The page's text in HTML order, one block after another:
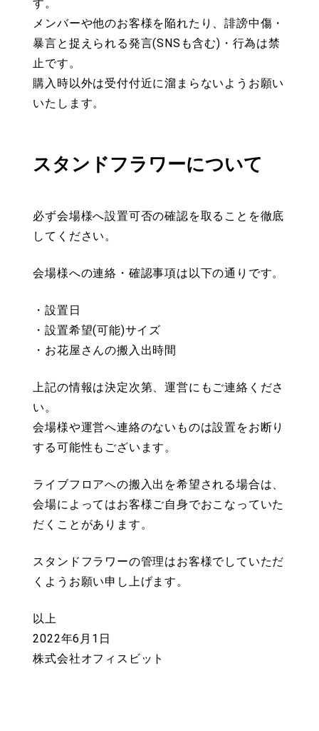
す。
メンバーや他のお客様を陥れたり、誹謗中傷・
暴言と捉えられる発言(SNSも含む)・行為は禁
止です。
購入時以外は受付付近に溜まらないようお願い
いたします。
スタンドフラワーについて
必ず会場様へ設置可否の確認を取ることを徹底
してください。
会場様への連絡・確認事項は以下の通りです。
・設置日
・設置希望(可能)サイズ
・お花屋さんの搬入出時間
上記の情報は決定次第、運営にもご連絡くださ
い。
会場様や運営へ連絡のないものは設置をお断り
する可能性もございます。
ライブフロアへの搬入出を希望される場合は、
会場によってはお客様ご自身でおこなっていた
だくことがあります。
スタンドフラワーの管理はお客様でしていただ
くようお願い申し上げます。
以上
2022年6月1日
株式会社オフィスビット